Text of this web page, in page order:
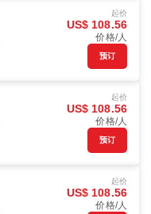
起价
US$ 108.56
价格/人
预订
起价
US$ 108.56
价格/人
预订
起价
US$ 108.56
价格/人